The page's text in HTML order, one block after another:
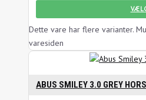
Dette vare har flere varianter.
varesiden
ABUS SMILEY 3.0 GREY